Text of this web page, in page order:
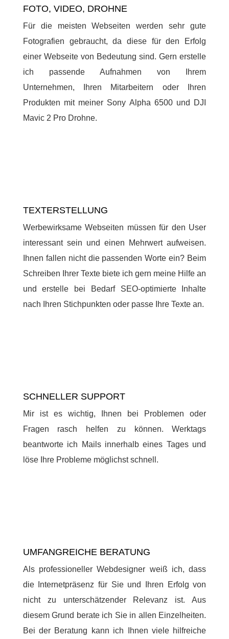
FOTO, VIDEO, DROHNE
Für die meisten Webseiten werden sehr gute
Fotografien gebraucht, da diese für den Erfolg
einer Webseite von Bedeutung sind. Gern erstelle
ich passende Aufnahmen von Ihrem
Unternehmen, Ihren Mitarbeitern oder Ihren
Produkten mit meiner Sony Alpha 6500 und DJI
Mavic 2 Pro Drohne.
TEXTERSTELLUNG
Werbewirksame Webseiten müssen für den User
interessant sein und einen Mehrwert aufweisen.
Ihnen fallen nicht die passenden Worte ein? Beim
Schreiben Ihrer Texte biete ich gern meine Hilfe an
und erstelle bei Bedarf SEO-optimierte Inhalte
nach Ihren Stichpunkten oder passe Ihre Texte an.
SCHNELLER SUPPORT
Mir ist es wichtig, Ihnen bei Problemen oder
Fragen rasch helfen zu können. Werktags
beantworte ich Mails innerhalb eines Tages und
löse Ihre Probleme möglichst schnell.
UMFANGREICHE BERATUNG
Als professioneller Webdesigner weiß ich, dass
die Internetpräsenz für Sie und Ihren Erfolg von
nicht zu unterschätzender Relevanz ist. Aus
diesem Grund berate ich Sie in allen Einzelheiten.
Bei der Beratung kann ich Ihnen viele hilfreiche